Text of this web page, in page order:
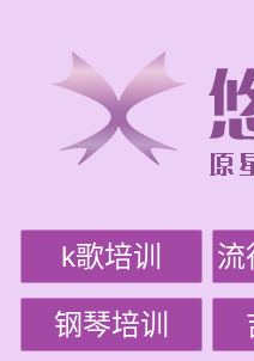
k歌培训 流
钢琴培训